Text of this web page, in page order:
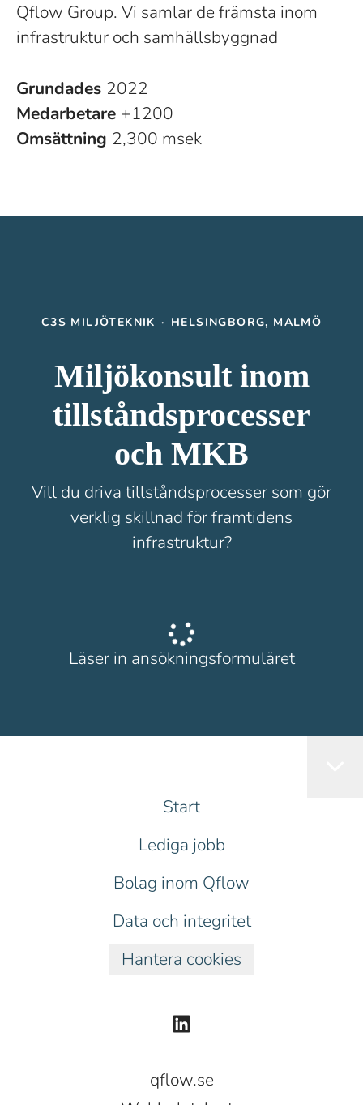
Qflow Group. Vi samlar de främsta inom
infrastruktur och samhällsbyggnad
Grundades 2022
Medarbetare +1200
Omsättning 2,300 msek
C3S MILJÖTEKNIK · HELSINGBORG, MALMÖ
Miljökonsult inom
tillståndsprocesser
och MKB
Vill du driva tillståndsprocesser som gör
verklig skillnad för framtidens
infrastruktur?
Läser in ansökningsformuläret
Start
Lediga jobb
Bolag inom Qflow
Data och integritet
Hantera cookies
qflow.se